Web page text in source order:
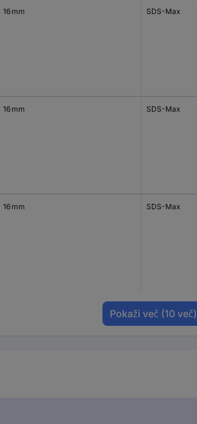
16 mm SDS-Max
16 mm SDS-Max
16 mm SDS-Max
Pokaži več (10 več)